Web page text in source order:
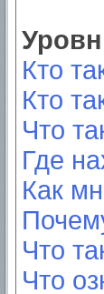
Кто
Кто
Что
Где
Как
Что
Что